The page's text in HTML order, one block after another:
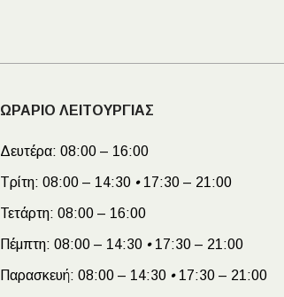
ΩΡΑΡΙΟ ΛΕΙΤΟΥΡΓΙΑΣ
Δευτέρα: 08:00 – 16:00
Τρίτη: 08:00 – 14:30 •17:30 – 21:00
Τετάρτη: 08:00 – 16:00
Πέμπτη: 08:00 – 14:30 •17:30 – 21:00
Παρασκευή: 08:00 – 14:30 •17:30 – 21:00